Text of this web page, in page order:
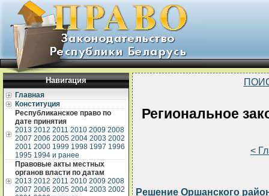
Навигация
Главная
Конституция
Республиканское право по
дате принятия
2013 2012 2011 2010 2009 2008
2007 2006 2005 2004 2003 2002
2001 2000 1999 1998 1997 1996
1995 1994 и ранее
Правовые акты местных
органов власти по датам
2013 2012 2011 2010 2009 2008
2007 2006 2005 2004 2003 2002
Региональное
<
Решение Оршанского